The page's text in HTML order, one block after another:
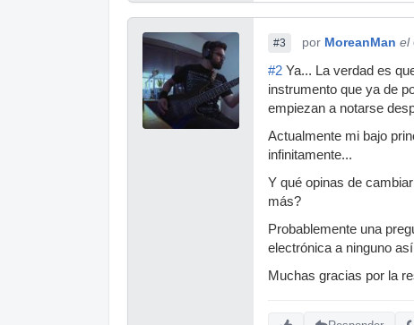
#3 por MoreanMan el
#2 Ya... La verdad es
instrumento que ya de
empiezan a notarse
Actualmente mi bajo
infinitamente...
Y qué opinas de
más?
Probablemente una
electrónica a ninguno
Muchas gracias por la